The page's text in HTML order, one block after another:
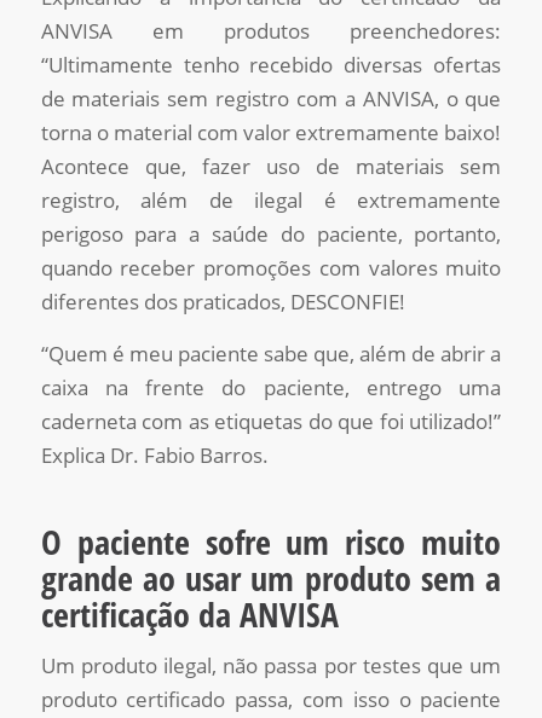
ANVISA em produtos preenchedores:
“Ultimamente tenho recebido diversas ofertas
de materiais sem registro com a ANVISA, o que
torna o material com valor extremamente baixo!
Acontece que, fazer uso de materiais sem
registro, além de ilegal é extremamente
perigoso para a saúde do paciente, portanto,
quando receber promoções com valores muito
diferentesdos praticados, DESCONFIE!
“Quem é meu paciente sabe que, além de abrir a
caixa na frente do paciente, entrego uma
caderneta com as etiquetas do que foi utilizado!”
Explica Dr. Fabio Barros.
O paciente sofre um risco muito
grande ao usar um produto sem a
certificação da ANVISA
Um produto ilegal, não passa por testes que um
produto certificado passa, com isso o paciente